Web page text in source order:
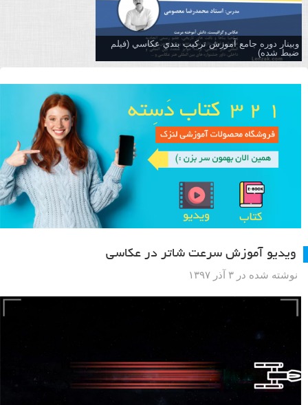
وبینار دوره جامع آموزش تركيب بندي عكاسي (فیلم
ضبط شده)
ویدیو آموزش سرعت شاتر در عکاسی
نوشته شده در ۳ آذر ۱۳۹۷